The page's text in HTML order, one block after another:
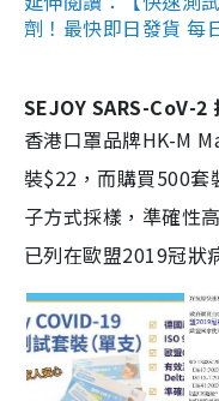
劑！最快即日發貨 每
SEJOY SARS-CoV-2
香港口罩品牌HK-M
裝$22，而購買500
子方式採樣，準確性
已列在歐盟2019冠狀